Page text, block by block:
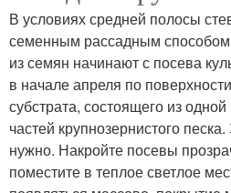
В условиях средней полосы
семенным рассадным
из семян начинают с посева
в начале апреля по
субстрата, состоящего из
частей крупнозернистого
нужно. Накройте посевы
поместите в теплое светлое